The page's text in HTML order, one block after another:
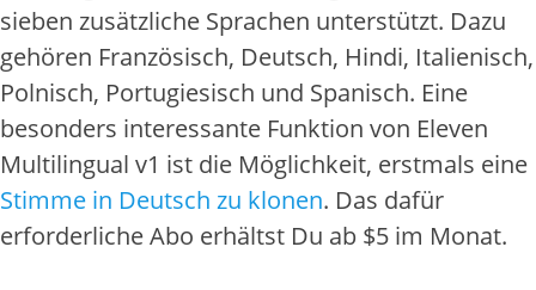
sieben zusätzliche Sprachen unterstützt. Dazu
gehören Französisch, Deutsch, Hindi, Italienisch,
Polnisch, Portugiesisch und Spanisch. Eine
besonders interessante Funktion von Eleven
Multilingual v1 ist die Möglichkeit, erstmals eine
Stimme in Deutsch zu klonen. Das dafür
erforderliche Abo erhältst Du ab $5 im Monat.